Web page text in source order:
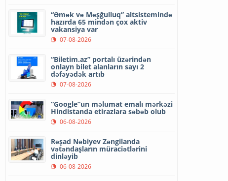
“Əmək və Məşğulluq” altsistemində
hazırda 65 mindən çox aktiv
vakansiya var
07-08-2026
“Biletim.az” portalı üzərindən
onlayn bilet alanların sayı 2
dəfəyədək artıb
07-08-2026
“Google”un məlumat emalı mərkəzi
Hindistanda etirazlara səbəb olub
06-08-2026
Rəşad Nəbiyev Zəngilanda
vətəndaşların müraciətlərini
dinləyib
06-08-2026